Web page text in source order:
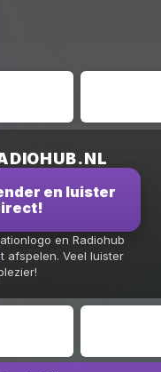
en luister
en Radiohub
afspelen. Veel luister